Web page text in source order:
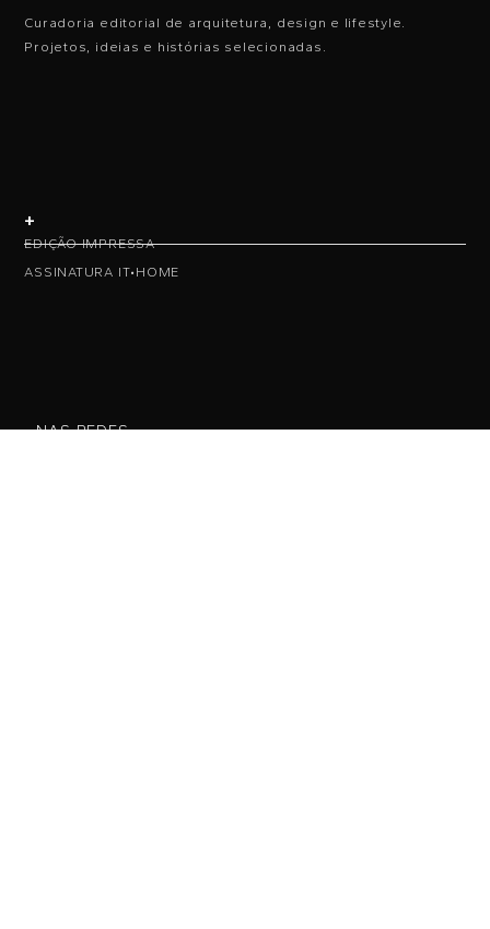
Curadoria editorial de arquitetura, design e lifestyle.
Projetos, ideias e histórias selecionadas.
+
EDIÇÃO IMPRESSA
ASSINATURA IT•HOME
• NAS REDES •